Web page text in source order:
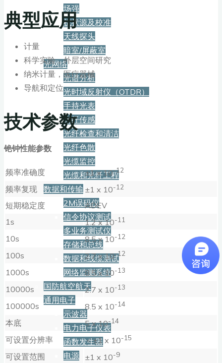
场强
梳状源及校准
天线探头
暗室/屏蔽室
光网络
光谱分析
光时域反射仪（OTDR）
手持光表
光纤传感
光纤检查和清洁
光纤色散
光缆监控
光缆和光纤工程
数据和传输
2M误码仪
信令协议测试
多业务测试仪
存储和总线
数据和线缆测试
网络监测系统
国防航空航天
通用电子
示波器
电力电子仪表
函数发生器
电源
典型应用
计量
科学实验，外层空间研究
纳米计量，医疗器械
导航和定位
技术参数
铯钟性能参数
频率准确度 ±1 x 10-12
频率复现 ±1 x 10-12
短期稳定度
ADEV
1s
1.2 x 10-11
10s 8.5 x 10-12
100s 2.7 x 10-12
1000s 8.5 x 10-13
10000s 2.7 x 10-13
100000s 8.5 x 10-14
本底 5 x 10-14
可设置分辨率 ＜±1 x 10-15
可设置范围 ±1 x 10-9